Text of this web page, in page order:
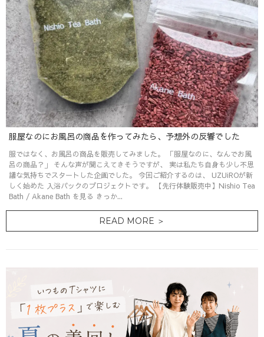
服屋なのにお風呂の商品を作ってみたら、予想外の反響でした
服ではなく、お風呂の商品を販売してみました。 「服屋なのに、なんでお風
呂の商品？」 そんな声が聞こえてきそうですが、 実は私たち自身も少し不思
議な気持ちでスタートした企画でした。 今回ご紹介するのは、 UZUiROが新
しく始めた 入浴パックのプロジェクトです。 【先行体験販売中】Nishio Tea
Bath / Akane Bath を見る きっか...
READ MORE ＞